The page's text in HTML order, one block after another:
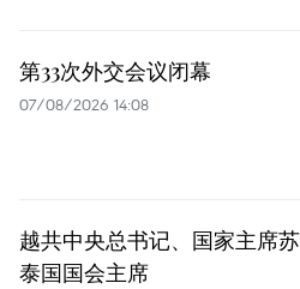
第33次外交会议闭幕
07/08/2026 14:08
越共中央总书记、国家主席
泰国国会主席